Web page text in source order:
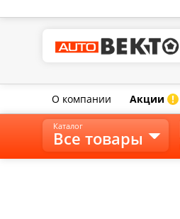
О компании Акции !
Каталог
Все товары